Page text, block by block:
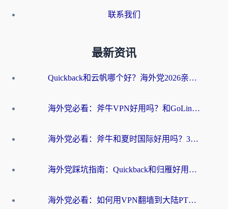
联系我们
最新资讯
Quickback和云帆哪个好？海外党2026亲测指南：选对加速器大陆工具，无缝刷国内剧玩国服
海外党必看：斧牛VPN好用吗？和GoLinkVPN对比哪个回国效果更好？
海外党必看：斧牛和夏时国际好用吗？3步选对回国加速器，无缝刷国内资源
海外党踩坑指南：Quickback和归雁好用吗？选对加速器才能无缝刷国内资源
海外党必看：如何用VPN翻墙到大陆PTT？一篇解决你所有回国加速痛点